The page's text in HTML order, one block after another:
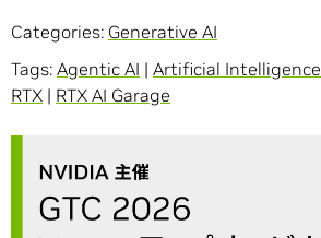
Categories: Generative AI
Tags: Agentic AI | Artificial Intelligence
RTX | RTX AI Garage